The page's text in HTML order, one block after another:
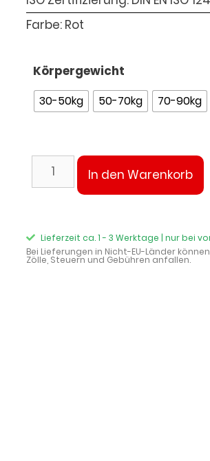
Farbe: Rot
Körpergewicht
30-50kg 50-70kg 70-90kg
In den Warenkorb
Lieferzeit ca. 1 - 3 Werktage | nur bei
Bei Lieferungen in Nicht-EU-Länder
Zölle, Steuern und Gebühren anfallen.